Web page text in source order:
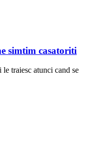
simtim casatoriti
traiesc atunci cand se